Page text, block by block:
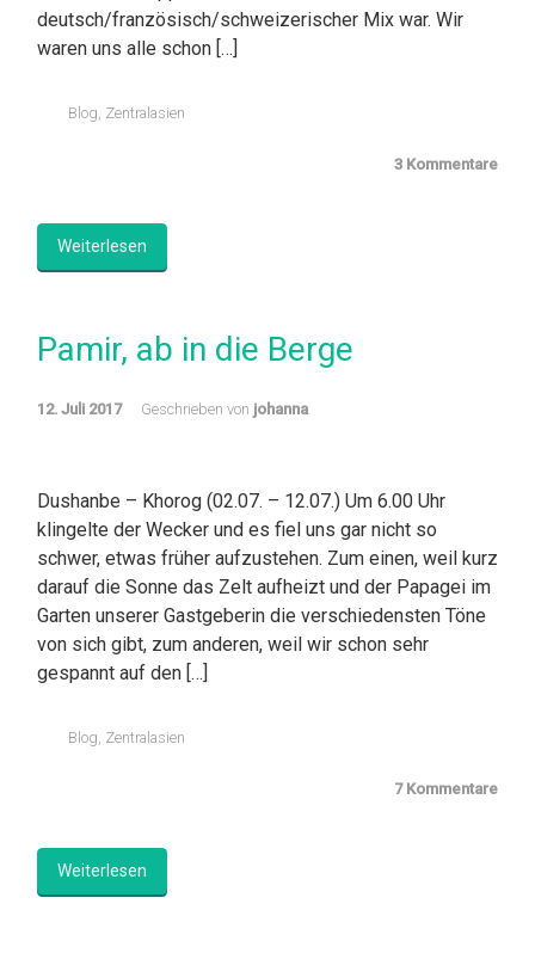
deutsch/französisch/schweizerischer Mix war. Wir
waren uns alle schon […]
Blog, Zentralasien
3 Kommentare
Weiterlesen
Pamir, ab in die Berge
12. Juli 2017 Geschrieben von johanna
Dushanbe – Khorog (02.07. – 12.07.) Um 6.00 Uhr
klingelte der Wecker und es fiel uns gar nicht so
schwer, etwas früher aufzustehen. Zum einen, weil kurz
darauf die Sonne das Zelt aufheizt und der Papagei im
Garten unserer Gastgeberin die verschiedensten Töne
von sich gibt, zum anderen, weil wir schon sehr
gespannt auf den […]
Blog, Zentralasien
7 Kommentare
Weiterlesen